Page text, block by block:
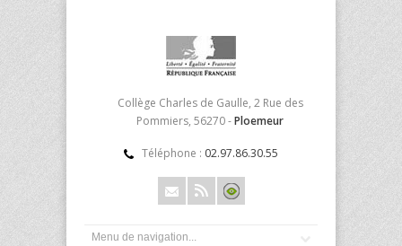
Collège Charles de Gaulle, 2 Rue des
Pommiers, 56270 -Ploemeur
Téléphone : 02.97.86.30.55